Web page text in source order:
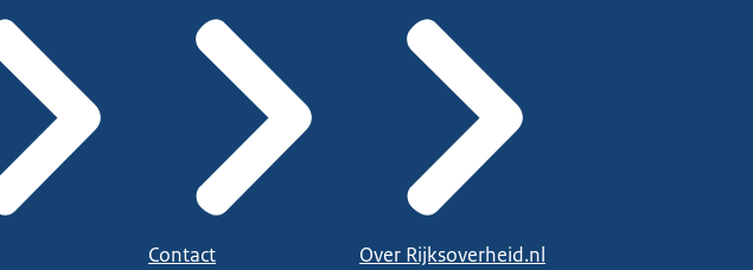
Contact Over Rijksoverheid.nl